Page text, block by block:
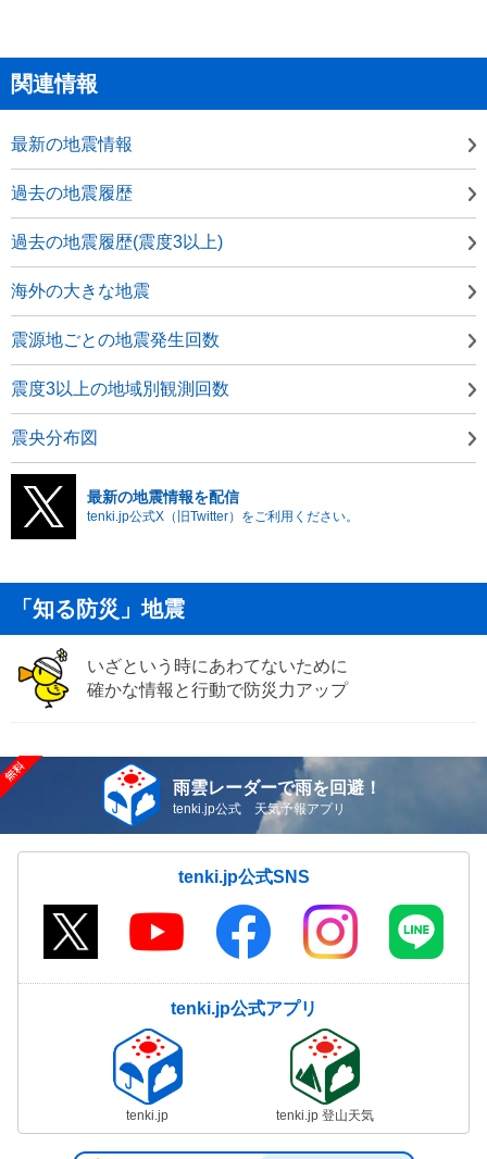
関連情報
最新の地震情報
過去の地震履歴
過去の地震履歴(震度3以上)
海外の大きな地震
震源地ごとの地震発生回数
震度3以上の地域別観測回数
震央分布図
最新の地震情報を配信
tenki.jp公式X（旧Twitter）をご利用ください。
「知る防災」地震
いざという時にあわてないために
確かな情報と行動で防災力アップ
雨雲レーダーで雨を回避！
tenki.jp公式 天気予報アプリ
tenki.jp公式SNS
tenki.jp公式アプリ
tenki.jp tenki.jp 登山天気